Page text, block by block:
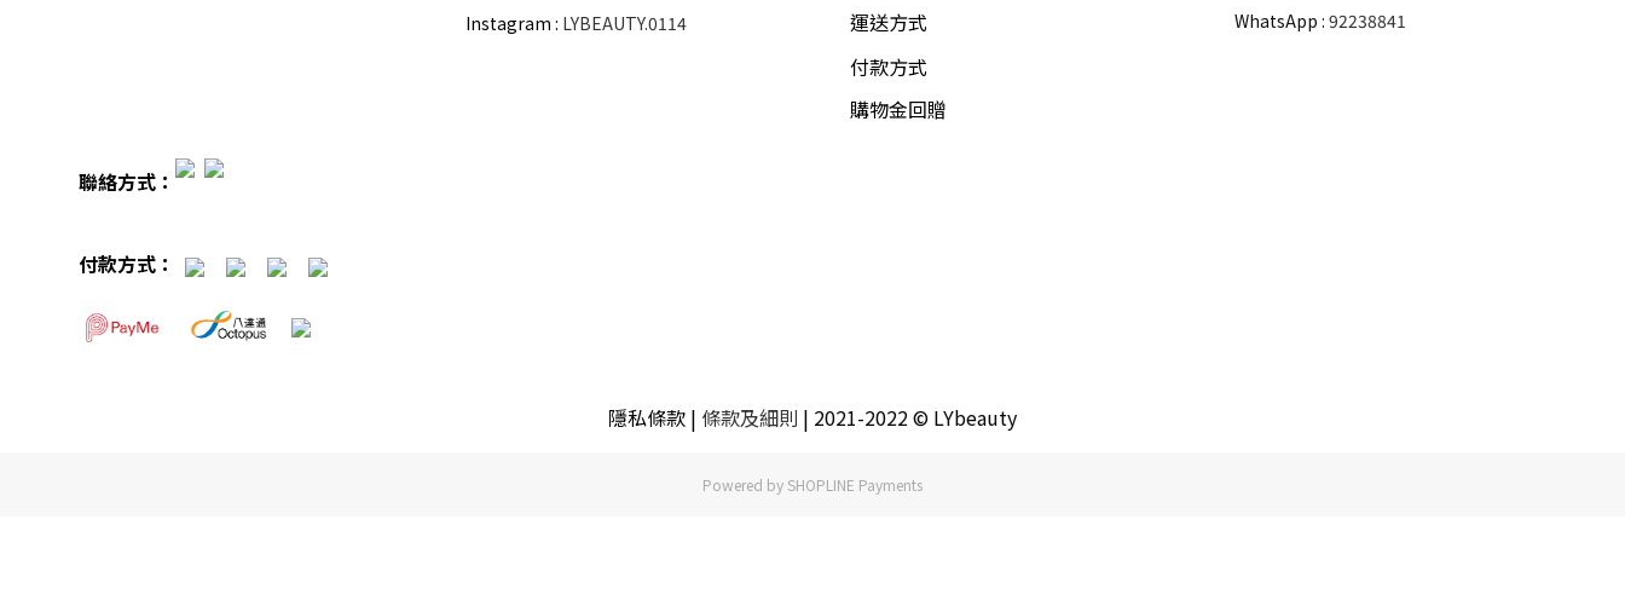
Instagram : LYBEAUTY.0114
運送方式
付款方式
購物金回贈
WhatsApp : 92238841
聯絡方式：
付款方式：
隱私條款 | 條款及細則 | 2021-2022 © LYbeauty
Powered by SHOPLINE Payments